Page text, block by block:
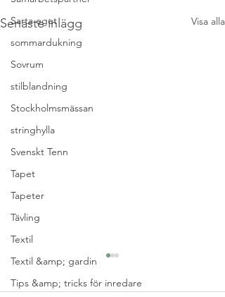
Sarta eget
sommardukning
Sovrum
stilblandning
Stockholmsmässan
stringhylla
Svenskt Tenn
Tapet
Tapeter
Tävling
Textil
Textil &amp; gardin
Tips &amp; tricks för inredare
Senaste inlägg Visa alla